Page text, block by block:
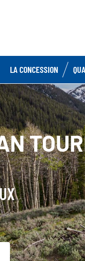
LA CONCESSION